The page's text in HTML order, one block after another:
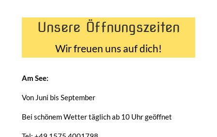
Unsere Öffnungszeiten
Wir freuen uns auf dich!
Am See:
Von Juni bis September
Bei schönem Wetter täglich ab 10 Uhr geöffnet